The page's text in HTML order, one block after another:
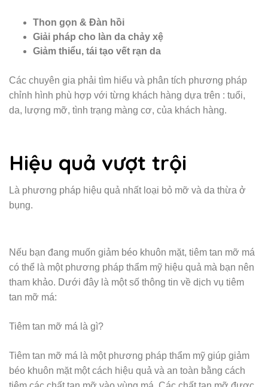
Thon gọn & Đàn hồi
Giải pháp cho làn da chảy xệ
Giảm thiểu, tái tạo vết rạn da
Các chuyên gia phải tìm hiểu và phân tích phương pháp
chỉnh hình phù hợp với từng khách hàng dựa trên : tuổi,
da, lượng mỡ, tình trạng màng cơ, của khách hàng.
Hiệu quả vượt trội
Là phương pháp hiệu quả nhất loại bỏ mỡ và da thừa ở
bụng.
Nếu bạn đang muốn giảm béo khuôn mặt, tiêm tan mỡ má
có thể là một phương pháp thẩm mỹ hiệu quả mà bạn nên
tham khảo. Dưới đây là một số thông tin về dịch vụ tiêm
tan mỡ má:
Tiêm tan mỡ má là gì?
Tiêm tan mỡ má là một phương pháp thẩm mỹ giúp giảm
béo khuôn mặt một cách hiệu quả và an toàn bằng cách